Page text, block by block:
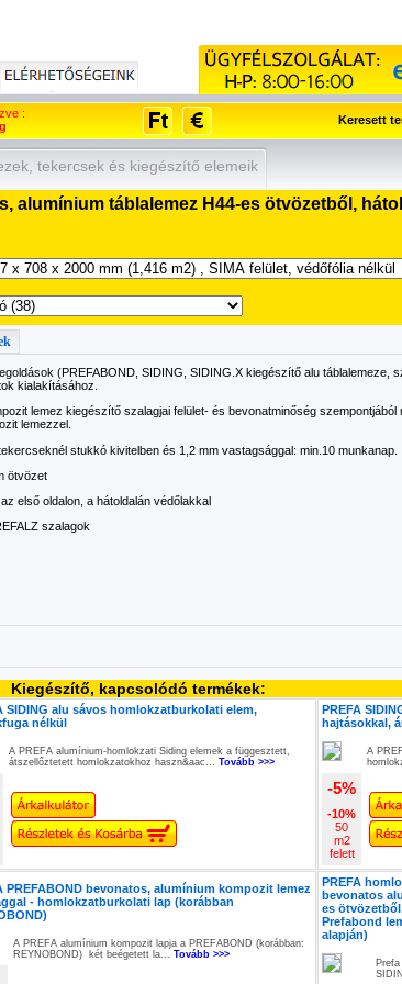
:
Keresett
tekercsek és kiegészítő elemeik
alumínium táblalemez H44-es ötvözetből,
(PREFABOND, SIDING, SIDING.X kiegészítő alu táblalemeze,
kialakításához.
lemez kiegészítő szalagjai felület- és bevonatminőség szempontjából
lemezzel.
stukkó kivitelben és 1,2 mm vastagsággal: min.10 munkanap.
ötvözet
első oldalon, a hátoldalán védőlakkal
szalagok
Kiegészítő, kapcsolódó termékek:
SIDING alu sávos homlokzatburkolati elem,
nélkül
A PREFA alumínium-homlokzati Siding elemek a függesztett,
átszellőztetett homlokzatokhoz haszn&aac... Tovább >>>
PREFA
hajtásokkal,
A
-5%
-10%
50
m2
felett
PREFABOND bevonatos, alumínium kompozit lemez
- homlokzatburkolati lap (korábban
A PREFA alumínium kompozit lapja a PREFABOND (korábban:
REYNOBOND) két beégetett la... Tovább >>>
PREFA
bevonatos
es
Prefabond
alapján)